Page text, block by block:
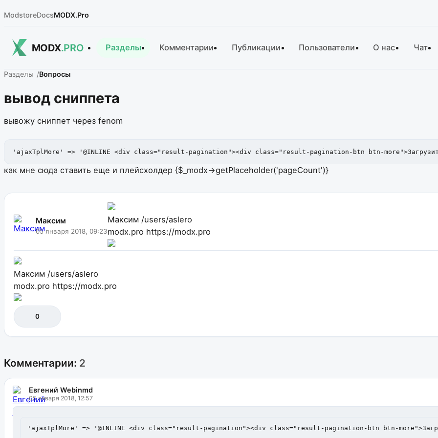
ModstoreDocsMODX.Pro
MODX.PRO Разделы Комментарии Публикации Пользователи О нас Чат
Разделы Вопросы
вывод сниппета
вывожу сниппет через fenom
'ajaxTplMore' => '@INLINE <div class="result-pagination"><div class="result-pagination-btn btn-
как мне сюда ставить еще и плейсхолдер {$_modx->getPlaceholder('pageCount')}
Максим
05 января 2018, 09:23
Максим /users/aslero
modx.pro https://modx.pro
Максим /users/aslero
modx.pro https://modx.pro
0
Комментарии: 2
Евгений Webinmd
05 января 2018, 12:57
'ajaxTplMore' => '@INLINE <div class="result-pagination"><div class="result-pagination-btn btn-